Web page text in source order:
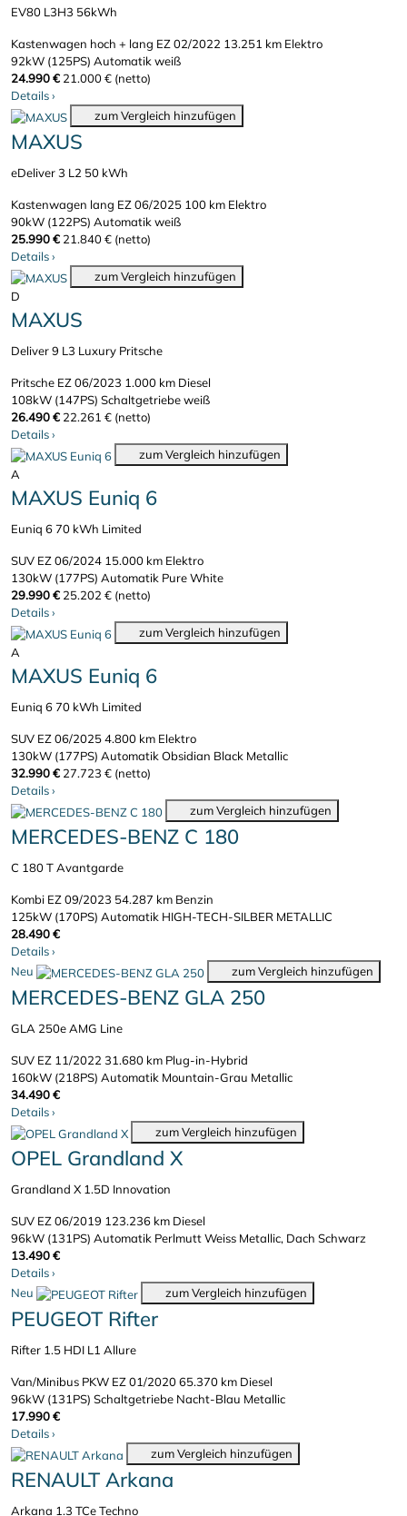
EV80 L3H3 56kWh
Kastenwagen hoch + lang EZ 02/2022 13.251 km Elektro
92kW (125PS) Automatikweiß
24.990 € 21.000 € (netto)
Details›
zum Vergleich hinzufügen
MAXUS
eDeliver 3 L2 50 kWh
Kastenwagen lang EZ 06/2025 100 km Elektro
90kW (122PS) Automatikweiß
25.990 € 21.840 € (netto)
Details›
zum Vergleich hinzufügen
D
MAXUS
Deliver 9 L3 Luxury Pritsche
Pritsche EZ 06/2023 1.000 km Diesel
108kW (147PS) Schaltgetriebeweiß
26.490 € 22.261 € (netto)
Details›
zum Vergleich hinzufügen
A
MAXUS Euniq 6
Euniq 6 70 kWh Limited
SUV EZ 06/2024 15.000 km Elektro
130kW (177PS) Automatik Pure White
29.990 € 25.202 € (netto)
Details›
zum Vergleich hinzufügen
A
MAXUS Euniq 6
Euniq 6 70 kWh Limited
SUV EZ 06/20254.800 km Elektro
130kW (177PS) AutomatikObsidian Black Metallic
32.990 € 27.723 € (netto)
Details›
zum Vergleich hinzufügen
MERCEDES-BENZ C 180
C 180 T Avantgarde
Kombi EZ 09/2023 54.287 km Benzin
125kW (170PS) Automatik HIGH-TECH-SILBER METALLIC
28.490 €
Details›
Neu
zum Vergleich hinzufügen
MERCEDES-BENZ GLA 250
GLA 250e AMG Line
SUV EZ 11/202231.680 km Plug-in-Hybrid
160kW (218PS) Automatik Mountain-Grau Metallic
34.490 €
Details›
zum Vergleich hinzufügen
OPEL Grandland X
Grandland X 1.5D Innovation
SUV EZ 06/2019 123.236 km Diesel
96kW (131PS) Automatik Perlmutt Weiss Metallic, Dach Schwarz
13.490 €
Details›
Neu
zum Vergleich hinzufügen
PEUGEOT Rifter
Rifter 1.5 HDI L1 Allure
Van/Minibus PKW EZ 01/202065.370 km Diesel
96kW (131PS) Schaltgetriebe Nacht-Blau Metallic
17.990 €
Details›
zum Vergleich hinzufügen
RENAULT Arkana
Arkana 1.3 TCe Techno